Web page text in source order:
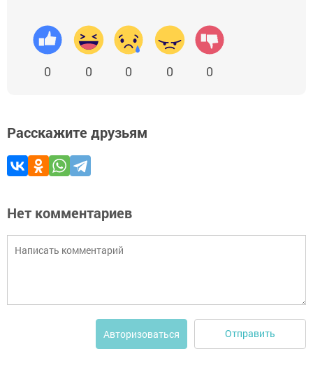
0 0 0 0 0
Расскажите друзьям
Нет комментариев
Авторизоваться Отправить